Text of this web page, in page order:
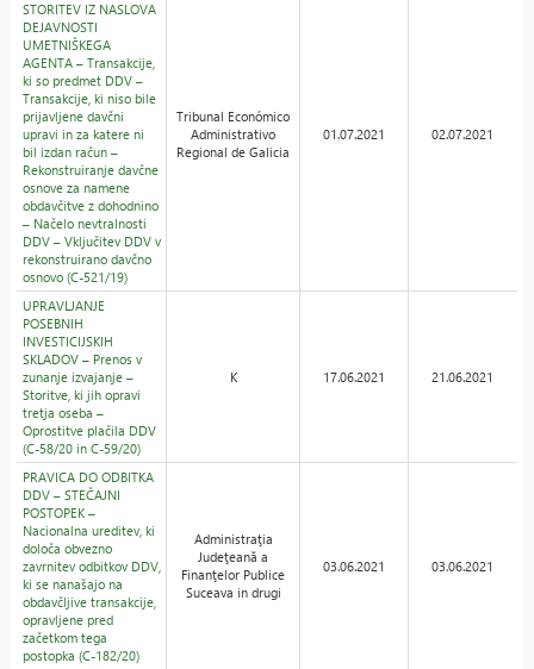
STORITEV IZ NASLOVA
DEJAVNOSTI
UMETNIŠKEGA
AGENTA – Transakcije,
ki so predmet DDV –
Transakcije, ki niso bile
prijavljene davčni
upravi in za katere ni
bil izdan račun –
Rekonstruiranje davčne
osnove za namene
obdavčitve z dohodnino
– Načelo nevtralnosti
DDV – Vključitev DDV v
rekonstruirano davčno
osnovo (C-521/19)
Tribunal Económico
Administrativo
Regional de Galicia
01.07.2021 02.07.2021
UPRAVLJANJE
POSEBNIH
INVESTICIJSKIH
SKLADOV – Prenos v
zunanje izvajanje –
Storitve, ki jih opravi
tretja oseba –
Oprostitve plačila DDV
(C-58/20 in C-59/20)
K 17.06.2021 21.06.2021
PRAVICA DO ODBITKA
DDV – STEČAJNI
POSTOPEK –
Nacionalna ureditev, ki
določa obvezno
zavrnitev odbitkov DDV,
ki se nanašajo na
obdavčljive transakcije,
opravljene pred
začetkom tega
postopka (C-182/20)
Administraţia
Judeţeană a
Finanţelor Publice
Suceava in drugi
03.06.2021 03.06.2021